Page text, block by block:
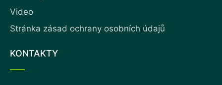
Video
Stránka zásad ochrany osobních údajů
KONTAKTY